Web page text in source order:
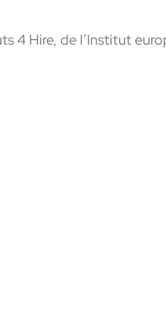
4 Hire, de l’Institut